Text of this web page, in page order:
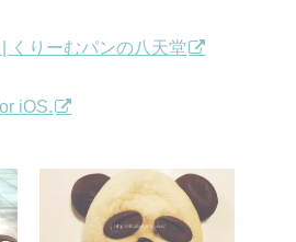
くりーむパンの八天堂
iOS.